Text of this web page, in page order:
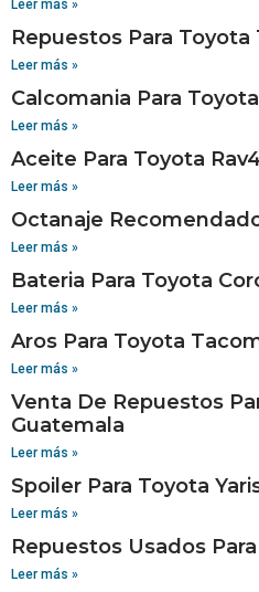
Leer más »
Repuestos Para Toyota
Leer más »
Calcomania Para
Leer más »
Aceite Para Toyota
Leer más »
Octanaje
Leer más »
Bateria Para Toyota
Leer más »
Aros Para Toyota
Leer más »
Venta De Repuestos
Guatemala
Leer más »
Spoiler Para Toyota
Leer más »
Repuestos Usados
Leer más »